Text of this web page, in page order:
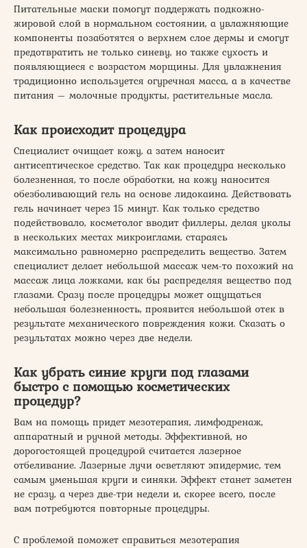
Питательные маски помогут поддержать подкожно-
жировой слой в нормальном состоянии, а увлажняющие
компоненты позаботятся о верхнем слое дермы и смогут
предотвратить не только синеву, но также сухость и
появляющиеся с возрастом морщины. Для увлажнения
традиционно используется огуречная масса, а в качестве
питания – молочные продукты, растительные масла.
Как происходит процедура
Специалист очищает кожу, а затем наносит
антисептическое средство. Так как процедура несколько
болезненная, то после обработки, на кожу наносится
обезболивающий гель на основе лидокаина. Действовать
гель начинает через 15 минут. Как только средство
подействовало, косметолог вводит филлеры, делая уколы
в нескольких местах микроиглами, стараясь
максимально равномерно распределить вещество. Затем
специалист делает небольшой массаж чем-то похожий на
массаж лица ложками, как бы распределяя вещество под
глазами. Сразу после процедуры может ощущаться
небольшая болезненность, проявится небольшой отек в
результате механического повреждения кожи. Сказать о
результатах можно через две недели.
Как убрать синие круги под глазами
быстро с помощью косметических
процедур?
Вам на помощь придет мезотерапия, лимфодренаж,
аппаратный и ручной методы. Эффективной, но
дорогостоящей процедурой считается лазерное
отбеливание. Лазерные лучи осветляют эпидермис, тем
самым уменьшая круги и синяки. Эффект станет заметен
не сразу, а через две-три недели и, скорее всего, после
вам потребуются повторные процедуры.
С проблемой поможет справиться мезотерапия